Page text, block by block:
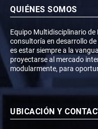
QUIÉNES SOMOS
Equipo Multidisciplinario
consultoría en desarrollo
es estar siempre a la
proyectarse al mercado
modularmente, para
UBICACIÓN Y